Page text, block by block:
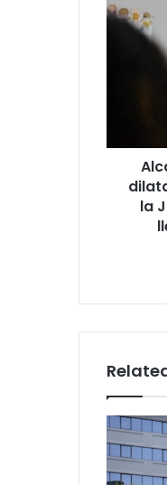
de
Loíza
denuncia
de
fondos
que
pueda
la